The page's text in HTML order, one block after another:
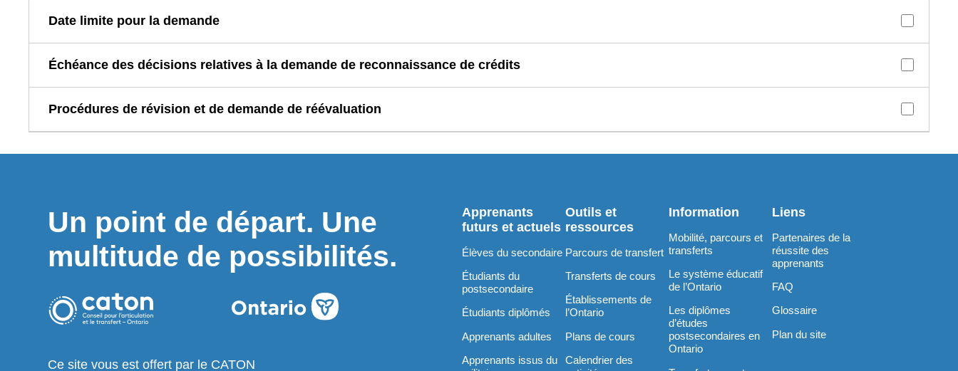
Date limite pour la demande
Échéance des décisions relatives à la demande de reconnaissance de crédits
Procédures de révision et de demande de réévaluation
Un point de départ. Une
multitude de possibilités.
Ce site vous est offert par le CATON
Apprenants
futurs et actuels
Élèves du secondaire
Étudiants du
postsecondaire
Étudiants diplômés
Apprenants adultes
Apprenants issus du
Outils et
ressources
Parcours de transfert
Transferts de cours
Établissements de
l’Ontario
Plans de cours
Calendrier des
Information
Mobilité, parcours et
transferts
Le système éducatif
de l’Ontario
Les diplômes
d’études
postsecondaires en
Ontario
Liens
Partenaires de la
réussite des
apprenants
FAQ
Glossaire
Plan du site